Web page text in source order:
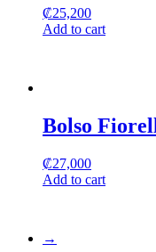
₡25,200
Add to cart
Bolso
₡27,000
Add to cart
→